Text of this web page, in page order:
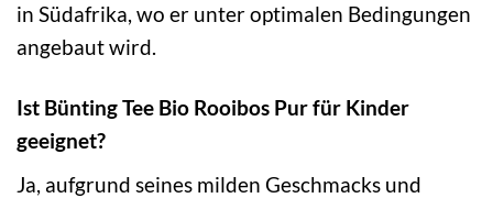
in Südafrika, wo er unter optimalen Bedingungen
angebaut wird.
Ist Bünting Tee Bio Rooibos Pur für Kinder
geeignet?
Ja, aufgrund seines milden Geschmacks und